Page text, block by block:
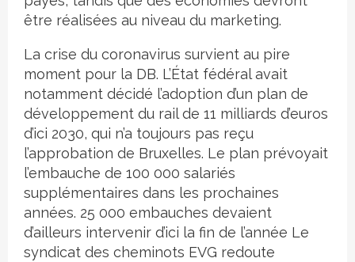
être réalisées au niveau du marketing.
La crise du coronavirus survient au pire
moment pour la DB. L’État fédéral avait
notamment décidé l’adoption d’un plan de
développement du rail de 11 milliards d’euros
d’ici 2030, qui n’a toujours pas reçu
l’approbation de Bruxelles. Le plan prévoyait
l’embauche de 100 000 salariés
supplémentaires dans les prochaines
années. 25 000 embauches devaient
d’ailleurs intervenir d’ici la fin de l’année Le
syndicat des cheminots EVG redoute